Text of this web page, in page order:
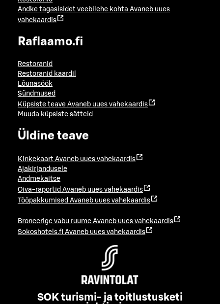
Andke tagasisidet veebilehe kohta Avaneb uues
vahekaardis
Raflaamo.fi
Restoranid
Restoranid kaardil
Lõunasöök
Sündmused
Küpsiste teave Avaneb uues vahekaardis
Muuda küpsiste sätteid
Üldine teave
Kinkekaart Avaneb uues vahekaardis
Ajakirjandusele
Andmekaitse
Oiva-raportid Avaneb uues vahekaardis
Tööpakkumised Avaneb uues vahekaardis
Broneerige vabu ruume Avaneb uues vahekaardis
Sokoshotels.fi Avaneb uues vahekaardis
SOK turismi- ja toitlustusketi